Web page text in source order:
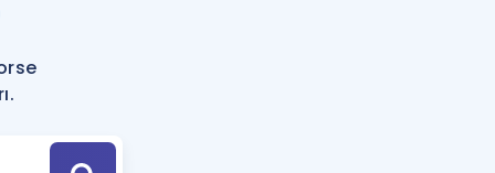
Hesaplama Aracı
için Öneriler
Tek Takvimde
Hoca ile seni sınava hazırlayacak onlarca eğitim seni bekliyor!